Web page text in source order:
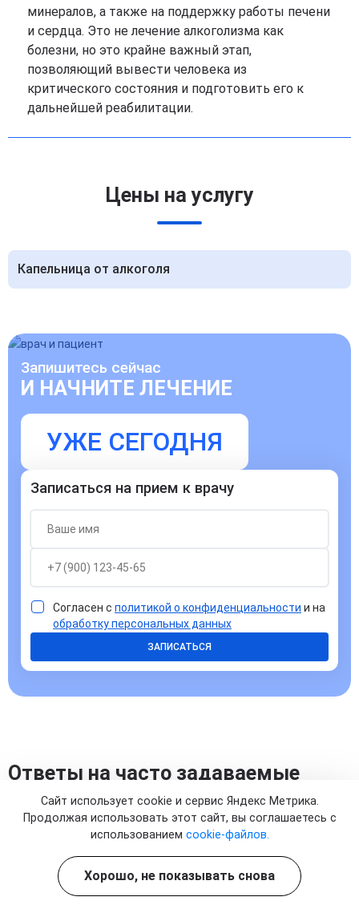
минералов, а также на поддержку работы печени
и сердца. Это не лечение алкоголизма как
болезни, но это крайне важный этап,
позволяющий вывести человека из
критического состояния и подготовить его к
дальнейшей реабилитации.
Цены на услугу
Капельница от алкоголя
Запишитесь сейчас
И НАЧНИТЕ ЛЕЧЕНИЕ
УЖЕ СЕГОДНЯ
Записаться на прием к врачу
Согласен с политикой о конфиденциальности и на
обработку персональных данных
ЗАПИСАТЬСЯ
Ответы на часто задаваемые
вопросы
Как действует капельница от алкоголя и
Сайт использует cookie и сервис Яндекс Метрика.
Продолжая использовать этот сайт, вы соглашаетесь с
использованием cookie-файлов.
Хорошо, не показывать снова